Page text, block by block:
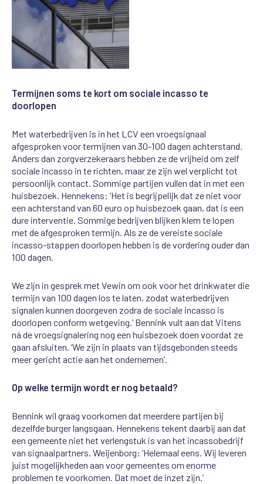
Termijnen soms te kort om sociale incasso te
doorlopen
Met waterbedrijven is in het LCV een vroegsignaal
afgesproken voortermijnen van 30-100 dagen achterstand.
Anders dan zorgverzekeraars hebben ze de vrijheid om zelf
sociale incasso in te richten, maar ze zijn wel verplicht tot
persoonlijk contact. Sommige partijen vullen dat in met een
huisbezoek. Hennekens: ‘Het is begrijpelijk dat zeniet voor
een achterstand van 60 euro op huisbezoek gaan, dat is een
dure interventie. Sommigebedrijven blijken klem telopen
met de afgesproken termijn. Als zede vereiste sociale
incasso-stappen doorlopen hebben is de vordering ouder dan
100 dagen.
We zijn in gesprek met Vewin om ook voor het drinkwaterdie
termijn van 100 dagen los telaten, zodat waterbedrijven
signalen kunnen doorgeven zodra de sociale incasso is
doorlopen conform wetgeving.’ Bennink vult aan dat Vitens
ná devroegsignalering nog een huisbezoek doen voordat ze
gaan afsluiten. ‘We zijn in plaats van tijdsgebonden steeds
meergericht actie aan het ondernemen’.
Op welke termijn wordt er nog betaald?
Bennink wil graag voorkomen dat meerdere partijen bij
dezelfde burger langsgaan. Hennekens tekent daarbij aan dat
een gemeenteniet het verlengstuk is van het incassobedrijf
van signaalpartners. Weijenborg: ‘Helemaal eens. Wij leveren
juist mogelijkheden aan voor gemeentes om enorme
problemen tevoorkomen. Dat moet de inzet zijn.’